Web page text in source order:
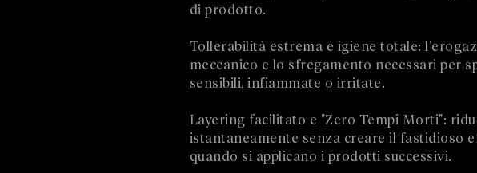
di prodotto.
Tollerabilità estrema e igiene totale:
meccanico e lo sfregamento necessari per
sensibili, infiammate o irritate.
Layering facilitato e "Zero Tempi Morti":
istantaneamente senza creare il fastidioso
quando si applicano i prodotti successivi.